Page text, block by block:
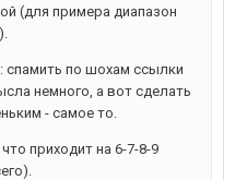
(для примера диапазон
по шохам ссылки
немного, а вот сделать
- самое то.
приходит на 6-7-8-9